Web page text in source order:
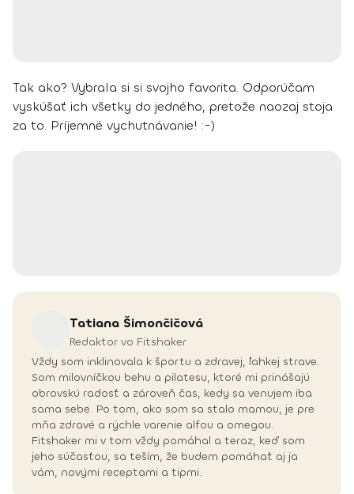
Tak ako? Vybrala si si svojho favorita. Odporúčam
vyskúšať ich všetky do jedného, pretože naozaj stoja
za to. Príjemné vychutnávanie! :-)
Tatiana Šimončičová
Redaktor vo Fitshaker
Vždy som inklinovala k športu a zdravej, ľahkej strave.
Som milovníčkou behu a pilatesu, ktoré mi prinášajú
obrovskú radosť a zároveň čas, kedy sa venujem iba
sama sebe. Po tom, ako som sa stalo mamou, je pre
mňa zdravé a rýchle varenie alfou a omegou.
Fitshaker mi v tom vždy pomáhal a teraz, keď som
jeho súčasťou, sa teším, že budem pomáhať aj ja
vám, novými receptami a tipmi.